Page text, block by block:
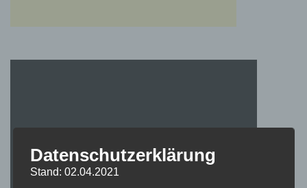
Datenschutzerklärung
Stand: 02.04.2021